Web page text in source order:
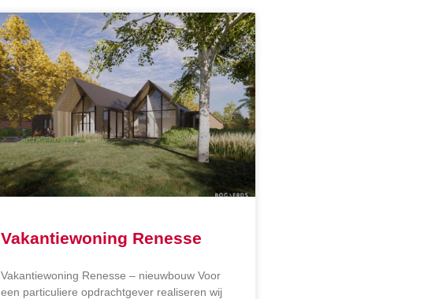
Vakantiewoning Renesse
Vakantiewoning Renesse – nieuwbouw Voor
een particuliere opdrachtgever realiseren wij